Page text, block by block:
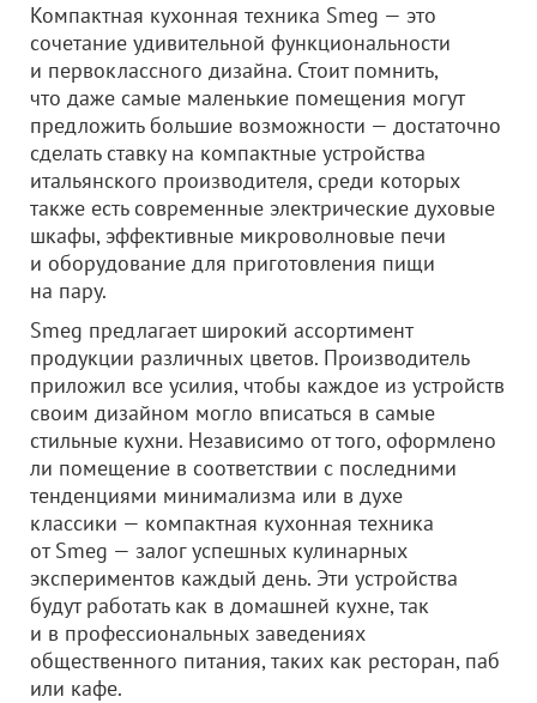
Компактная кухонная техника Smeg — это
сочетание удивительной функциональности
и первоклассного дизайна. Стоит помнить,
что даже самые маленькие помещения могут
предложить большие возможности — достаточно
сделать ставку на компактные устройства
итальянского производителя, среди которых
также есть современные электрические духовые
шкафы, эффективные микроволновые печи
и оборудование для приготовления пищи
на пару.
Smeg предлагает широкий ассортимент
продукции различных цветов. Производитель
приложил все усилия, чтобы каждое из устройств
своим дизайном могло вписаться в самые
стильные кухни. Независимо от того, оформлено
ли помещение в соответствии с последними
тенденциями минимализма или в духе
классики — компактная кухонная техника
от Smeg — залог успешных кулинарных
экспериментов каждый день. Эти устройства
будут работать как в домашней кухне, так
и в профессиональных заведениях
общественного питания, таких как ресторан, паб
или кафе.